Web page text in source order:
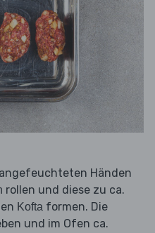
Händen
rollen und diese zu ca.
Kofta formen. Die
und im Ofen ca.